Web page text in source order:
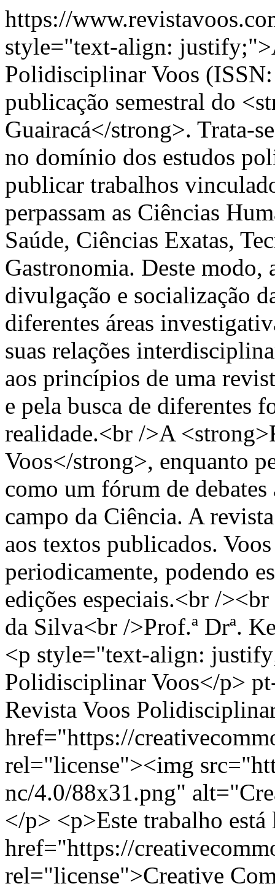
https://
style="text-align:
Polidisciplinar Voos
publicação semestral do
Guairacá</strong>. Trata-
no domínio dos estudos
publicar trabalhos
perpassam as Ciências
Saúde, Ciências Exatas,
Gastronomia. Deste modo,
divulgação e socialização
diferentes áreas
suas relações
aos princípios de uma
e pela busca de diferentes
realidade.<br />A
Voos</strong>, enquanto
como um fórum de
campo da Ciência. A
aos textos publicados.
periodicamente, podendo
edições especiais.<br /
da Silva<br />Prof.ª Drª.
<p style="text-align:
Polidisciplinar Voos</p>
Revista Voos
href="https://
rel="license"><img
nc/4.0/88x31.png"
</p> <p>Este trabalho
href="https://
rel="license">Creative